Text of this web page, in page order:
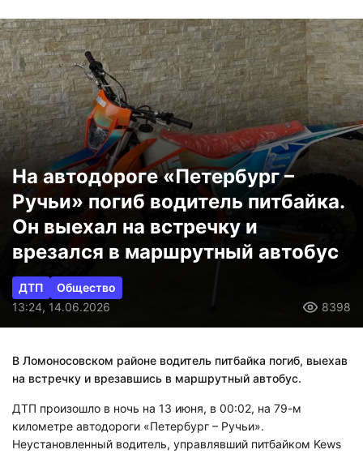
На автодороге «Петербург –
Ручьи» погиб водитель питбайка.
Он выехал на встречку и
врезался в маршрутный автобус
ДТП
Общество
13:24, 14.06.2026
8398
В Ломоносовском районе водитель питбайка погиб, выехав
на встречку и врезавшись в маршрутный автобус.
ДТП произошло в ночь на 13 июня, в 00:02, на 79-м
километре автодороги «Петербург – Ручьи».
Неустановленный водитель, управлявший питбайком Kews